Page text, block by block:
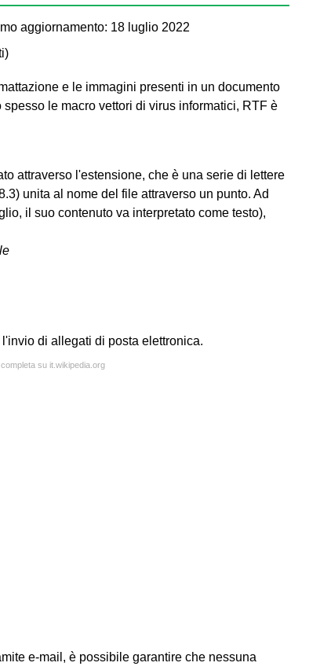
aggiornamento: 18 luglio 2022
)
e le immagini presenti in un documento
le macro vettori di virus informatici, RTF è
attraverso l'estensione, che è una serie di lettere
unita al nome del file attraverso un punto. Ad
il suo contenuto va interpretato come testo),
di allegati di posta elettronica.
su it.wikipedia.org
e-mail, è possibile garantire che nessuna